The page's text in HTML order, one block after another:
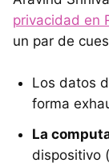
privacidad en
un par de
Los datos
forma
La
dispositivo